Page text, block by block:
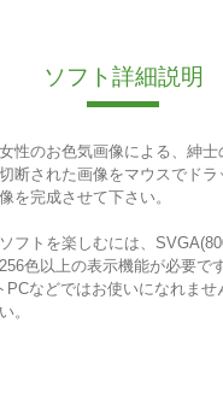
ソフト詳細説明
性のお色気画像による、紳士
断された画像をマウスでドラ
を完成させて下さい。
フトを楽しむには、
色以上の表示機能が必要で
PCなどではお使いになれませ
。